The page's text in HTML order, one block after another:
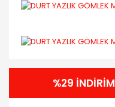
%29 İNDİRİM